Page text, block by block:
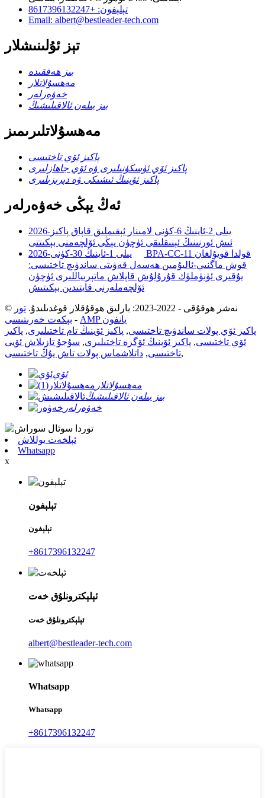
تېلېفون: +8617396132247
Email: albert@bestleader-tech.com
تېز ئۇلىنىشلار
بىز ھەققىدە
مەھسۇلاتلار
خەۋەرلەر
بىز بىلەن ئالاقىلىشىڭ
مەھسۇلاتلىرىمىز
پاكىز ئۆي تاختىسى
پاكىز ئۆي ئۈسكۈنىلىرى ۋە ئۆي جاھازلىرى
پاكىز ئۆينىڭ ئىشىكى ۋە دېرىزىلىرى
ئەڭ يېڭى خەۋەرلەر
2026-يىلى 2-ئاينىڭ 6-كۈنى
لامىنار ئېقىملىق قاپاق پاكىز
ئىش ئورنىنىڭ ئېنىقلىقى ئۈچۈن يېڭى ئۆلچەمنى بېكىتتى
2026-يىلى 1-ئاينىڭ 30-كۈنى
BPA-CC-11 قولدا قويۇلغان
قوش ماگنىي-ئاليۇمىن ھەسەل قەۋىتى ساندۋىچ تاختىسى:
يۇقىرى ئۈنۈملۈك قۇرۇلۇش قاپلاش ماتېرىياللىرى ئۈچۈن
ئۆلچەملەرنى قايتىدىن بېكىتىش
© نەشر ھوقۇقى - 2022-2023: بارلىق ھوقۇقلار قوغدىلىدۇ.
تور
بېكەت خەرىتىسى -
AMP يانفون
پاكىز ئۆي پولات ساندۋىچ تاختىسى, پاكىز ئۆينىڭ تام تاختىلىرى, پاكىز
ئۆي تاختىسى, پاكىز ئۆينىڭ ئۆگزە تاختىلىرى, سۇجۇ تازىلاش ئۆيى
تاختىسى, داتلاشماس پولات تاش يۇڭ تاختىسى ,
ئۆي
مەھسۇلاتلار
بىز بىلەن ئالاقىلىشىڭ
خەۋەرلەر
ئېلخەت يوللاش
Whatsapp
x
تېلېفون
تېلېفون
+8617396132247
ئېلېكترونلۇق خەت
ئېلېكترونلۇق خەت
albert@bestleader-tech.com
Whatsapp
Whatsapp
+8617396132247